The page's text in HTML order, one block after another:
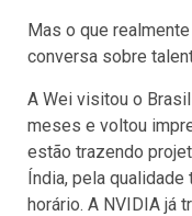
Mas o que
conversa sobre
A Wei visitou o
meses e voltou
estão trazendo
Índia, pela
horário. A NVIDIA já